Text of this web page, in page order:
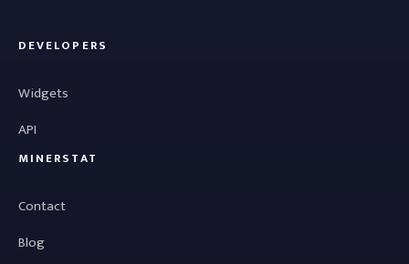
DEVELOPERS
Widgets
API
MINERSTAT
Contact
Blog